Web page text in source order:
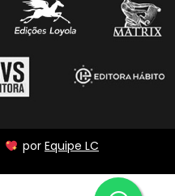
por Equipe LC